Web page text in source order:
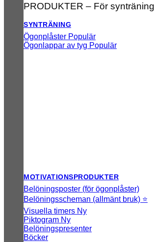
PRODUKTER – För synträning
SYNTRÄNING
Ögonplåster
Ögonlappar av tyg
MOTIVATIONSPRODUKTER
Belöningsposter (för ögonplåster)
Belöningsscheman (allmänt bruk) ⭐
Visuella timers
Piktogram
Belöningspresenter
Böcker